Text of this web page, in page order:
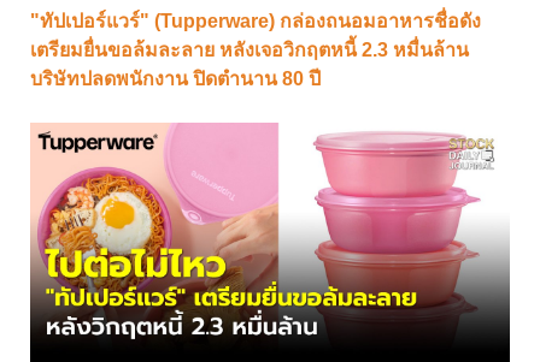
"ทัปเปอร์แวร์" (Tupperware) กล่องถนอมอาหารชื่อดัง
เตรียมยื่นขอล้มละลาย หลังเจอวิกฤตหนี้ 2.3 หมื่นล้าน
บริษัทปลดพนักงาน ปิดตำนาน 80 ปี